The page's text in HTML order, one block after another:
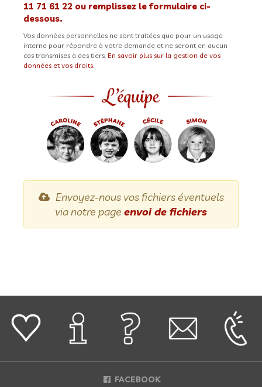
11 71 61 22 ou remplissez le formulaire ci-
dessous.
Vos données personnelles ne sont traitées que pour un usage
interne pour répondre à votre demande et ne seront en aucun
cas transmises à des tiers. En savoir plus sur la gestion de vos
données et vos droits.
Envoyez-nous vos fichiers éventuels
via notre page envoi de fichiers
FACEBOOK